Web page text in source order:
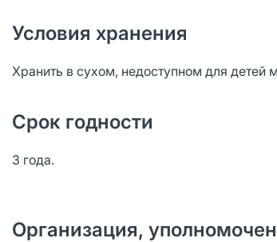
Условия хранения
Хранить в сухом, недоступном для детей
Срок годности
3 года.
Организация,